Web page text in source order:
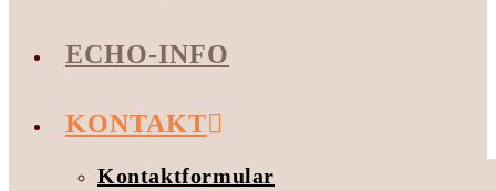
ECHO-INFO
KONTAKT
Kontaktformular